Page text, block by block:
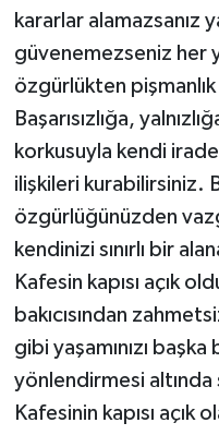
kararlar alamazsanız
güvenemezseniz her
özgürlükten
Başarısızlığa,
korkusuyla kendi
ilişkileri kurabilirsiniz.
özgürlüğünüzden
kendinizi sınırlı bir
Kafesin kapısı açık
bakıcısından
gibi yaşamınızı
yönlendirmesi
Kafesinin kapısı açık